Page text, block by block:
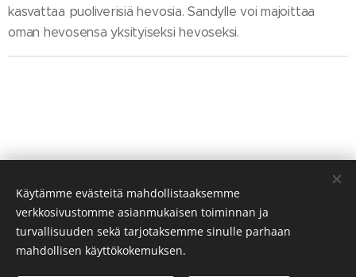
kasvattaa puoliverisiä hevosia. Sandylle voi majoittaa
oman hevosensa yksityiseksi hevoseksi.
Käytämme evästeitä mahdollistaaksemme
verkkosivustomme asianmukaisen toiminnan ja
turvallisuuden sekä tarjotaksemme sinulle parhaan
mahdollisen käyttökokemuksen.